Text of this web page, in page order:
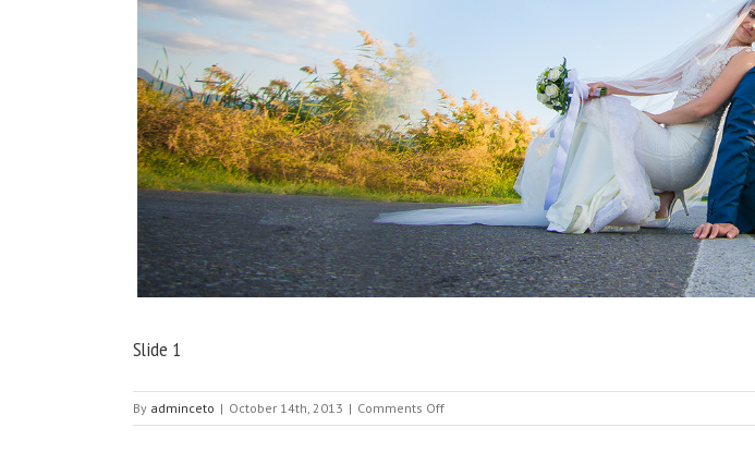
Slide 1
By adminceto | October 14th, 2013 | Comments Offon
Slide